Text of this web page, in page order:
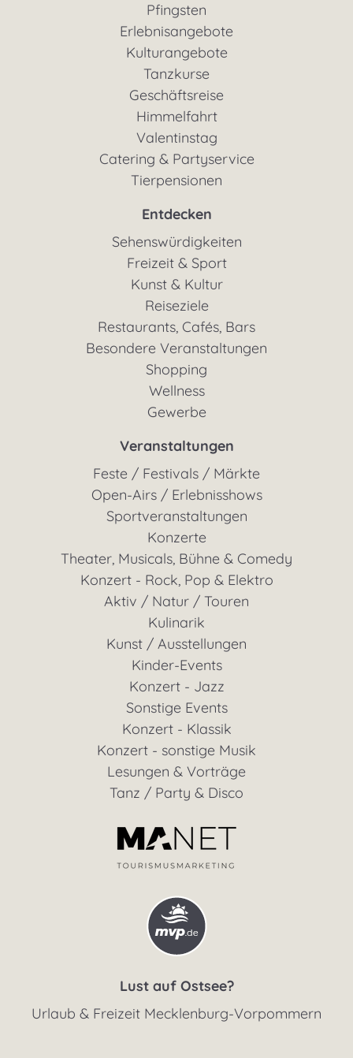
Pfingsten
Erlebnisangebote
Kulturangebote
Tanzkurse
Geschäftsreise
Himmelfahrt
Valentinstag
Catering & Partyservice
Tierpensionen
Entdecken
Sehenswürdigkeiten
Freizeit & Sport
Kunst & Kultur
Reiseziele
Restaurants, Cafés, Bars
Besondere Veranstaltungen
Shopping
Wellness
Gewerbe
Veranstaltungen
Feste / Festivals / Märkte
Open-Airs / Erlebnisshows
Sportveranstaltungen
Konzerte
Theater, Musicals, Bühne & Comedy
Konzert - Rock, Pop & Elektro
Aktiv / Natur / Touren
Kulinarik
Kunst / Ausstellungen
Kinder-Events
Konzert - Jazz
Sonstige Events
Konzert - Klassik
Konzert - sonstige Musik
Lesungen & Vorträge
Tanz / Party & Disco
Lust auf Ostsee?
Urlaub & Freizeit Mecklenburg-Vorpommern